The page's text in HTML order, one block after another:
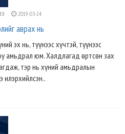
2019-03-24
аврах нь
эх нь, түүнээс хүчтэй, түүнээс
амьдрал юм. Халдлагад өртсөн зах
тэр нь хүний амьдралын
илэрхийлсэн..